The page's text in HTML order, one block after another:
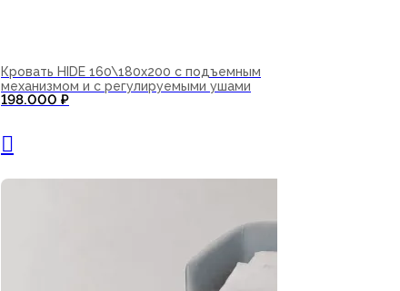
Кровать HIDE 160\180х200 с подъемным
механизмом и с регулируемыми ушами
198.000 ₽